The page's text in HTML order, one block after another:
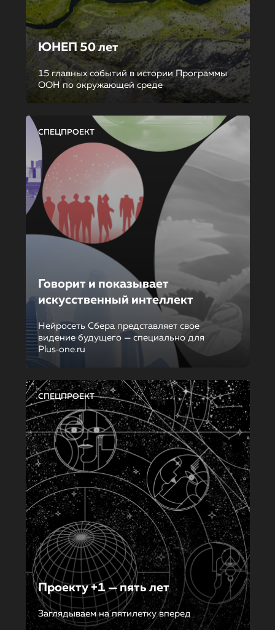
ЮНЕП 50 лет
15 главных событий в истории Программы
ООН по окружающей среде
СПЕЦПРОЕКТ
Говорит и показывает
искусственный интеллект
Нейросеть Сбера представляет свое
видение будущего — специально для
Plus‑one.ru
СПЕЦПРОЕКТ
Проекту +1 — пять лет
Заглядываем на пятилетку вперед